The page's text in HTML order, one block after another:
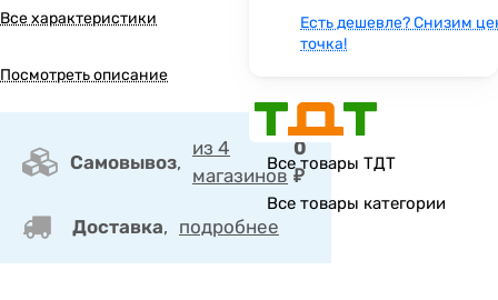
Все характеристики
Посмотреть описание
Самовывоз,
из 4
магазинов
0
₽
Доставка, подробнее
Есть дешевле? Снизим
точка!
Все товары ТДТ
Все товары категории